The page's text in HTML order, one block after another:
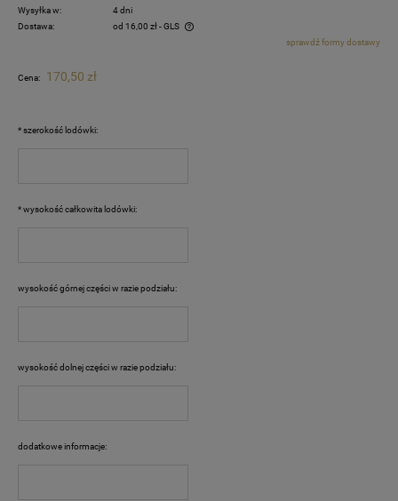
Wysyłka w:
4 dni
Dostawa:
od 16,00 zł- GLS
Cena nie zawiera ewentualnych kosztów płatnościsprawdź formy dostawy
Cena: 170,50 zł
*szerokość lodówki:
*wysokość całkowita lodówki:
wysokość górnej części w razie podziału:
wysokość dolnej części w razie podziału:
dodatkowe informacje: